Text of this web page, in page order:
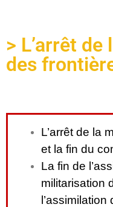
> L’arrêt
des
L’arrêt de la
et la fin du
La fin de
militarisation